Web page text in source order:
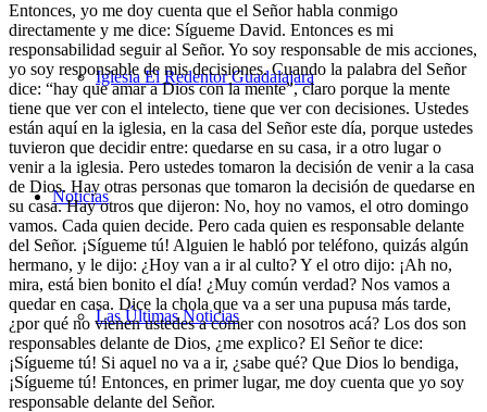
Iglesia El Redentor Guadalajara
Noticias
Las Últimas Noticias
Entonces, yo me doy cuenta que el Señor habla conmigo
directamente y me dice: Sígueme David. Entonces es mi
responsabilidad seguir al Señor. Yo soy responsable de mis acciones,
yo soy responsable de mis decisiones. Cuando la palabra del Señor
dice: “hay que amar a Dios con la mente”, claro porque la mente
tiene que ver con el intelecto, tiene que ver con decisiones. Ustedes
están aquí en la iglesia, en la casa del Señor este día, porque ustedes
tuvieron que decidir entre: quedarse en su casa, ir a otro lugar o
venir a la iglesia. Pero ustedes tomaron la decisión de venir a la casa
de Dios. Hay otras personas que tomaron la decisión de quedarse en
su casa. Hay otros que dijeron: No, hoy no vamos, el otro domingo
vamos. Cada quien decide. Pero cada quien es responsable delante
del Señor. ¡Sígueme tú! Alguien le habló por teléfono, quizás algún
hermano, y le dijo: ¿Hoy van a ir al culto? Y el otro dijo: ¡Ah no,
mira, está bien bonito el día! ¿Muy común verdad? Nos vamos a
quedar en casa. Dice la chola que va a ser una pupusa más tarde,
¿por qué no vienen ustedes a comer con nosotros acá? Los dos son
responsables delante de Dios, ¿me explico? El Señor te dice:
¡Sígueme tú! Si aquel no va a ir, ¿sabe qué? Que Dios lo bendiga,
¡Sígueme tú! Entonces, en primer lugar, me doy cuenta que yo soy
responsable delante del Señor.